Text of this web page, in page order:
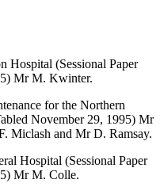
Hospital (Sessional Paper
Mr M. Kwinter.
for the Northern
November 29, 1995) Mr
Miclash and Mr D. Ramsay.
Hospital (Sessional Paper
Mr M. Colle.